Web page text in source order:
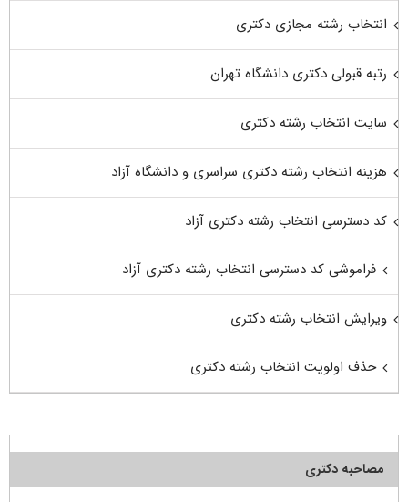
انتخاب رشته مجازی دکتری
رتبه قبولی دکتری دانشگاه تهران
سایت انتخاب رشته دکتری
هزینه انتخاب رشته دکتری سراسری و دانشگاه آزاد
کد دسترسی انتخاب رشته دکتری آزاد
فراموشی کد دسترسی انتخاب رشته دکتری آزاد
ویرایش انتخاب رشته دکتری
حذف اولویت انتخاب رشته دکتری
مصاحبه دکتری